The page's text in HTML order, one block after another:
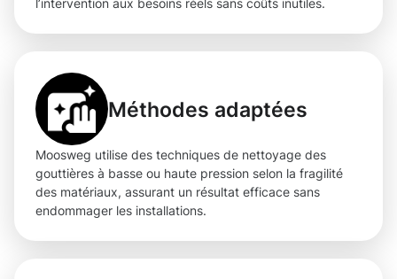
l’intervention aux besoins réels sans coûts inutiles.
Méthodes adaptées
Moosweg utilise des techniques de nettoyage des
gouttières à basse ou haute pression selon la fragilité
des matériaux, assurant un résultat efficace sans
endommager les installations.